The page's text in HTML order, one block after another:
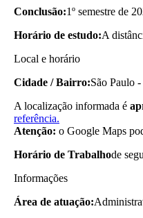
Conclusão:1º semestre de
Horário de estudo:A
Local e horário
Cidade / Bairro:São Paulo
A localização informada é
referência.
Atenção: o Google Maps
Horário de Trabalhode
Informações
Área de atuação: